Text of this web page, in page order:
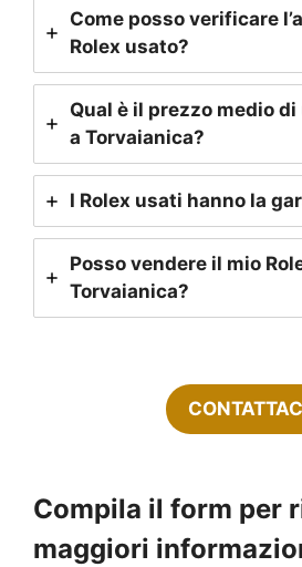
Come posso verificare
Rolex usato?
Qual è il prezzo medio
a Torvaianica?
I Rolex usati hanno la
Posso vendere il mio
Torvaianica?
Compila il form per
maggiori